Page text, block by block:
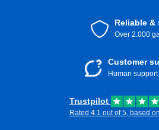
Reliable &
Over 2.000
Customer
Human support
Trustpilot
Rated 4.1 out of 5, based